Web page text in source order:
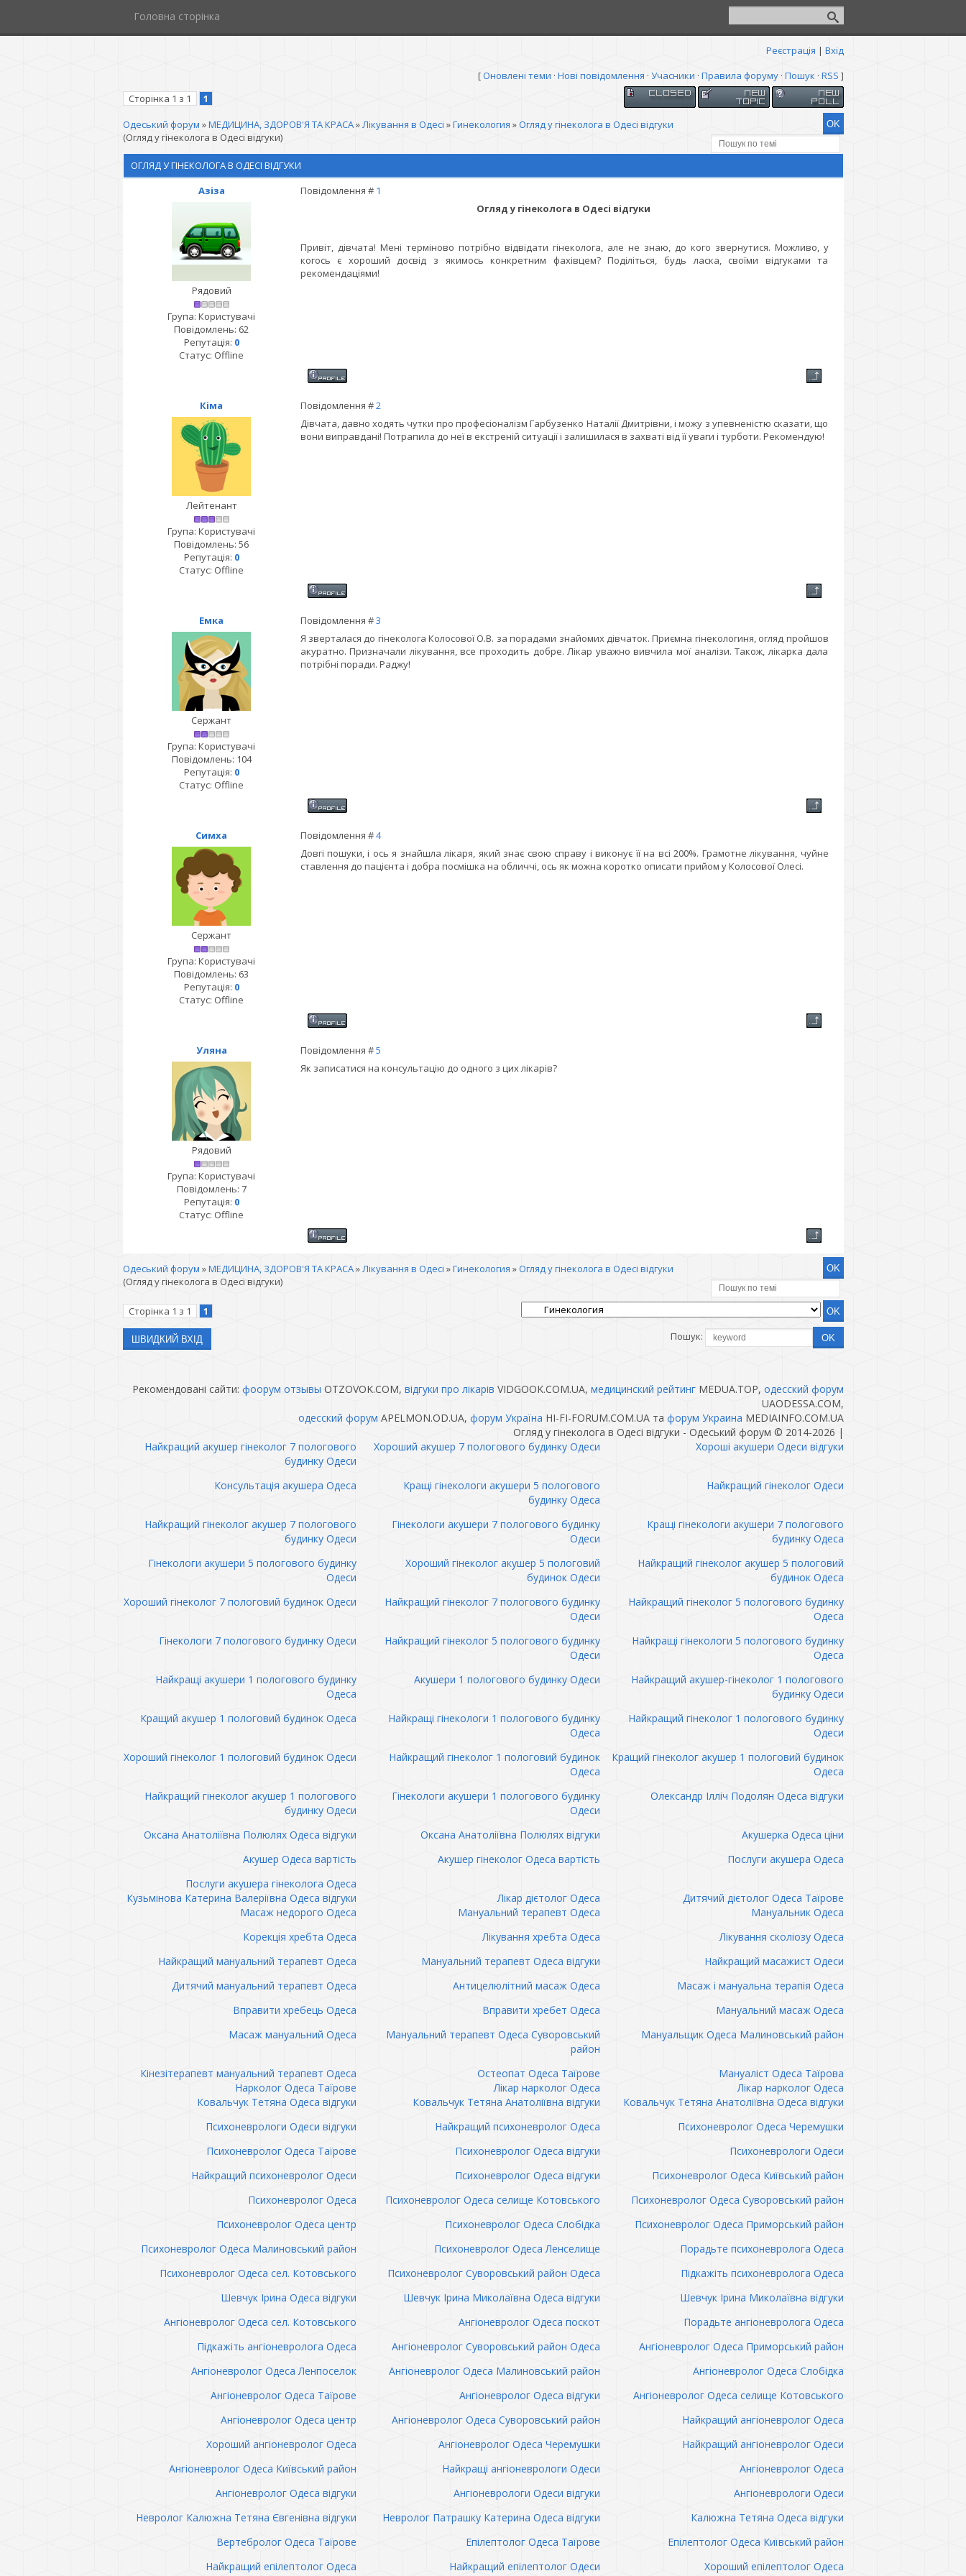
Головна сторінка
Реєстрація | Вхід
[Оновлені теми · Нові повідомлення · Учасники · Правила форуму· Пошук · RSS ]
Сторінка 1 з 1
1
Одеський форум »МЕДИЦИНА, ЗДОРОВ'Я ТА КРАСА»Лікування в Одесі »Гинекология »Огляд у гінеколога в Одесі відгуки
(Огляд у гінеколога в Одесі відгуки)
ОГЛЯД У ГІНЕКОЛОГА В ОДЕСІ ВІДГУКИ
Азіза
Повідомлення # 1
Рядовий
Група: Користувачі
Повідомлень: 62
Репутація: 0
Статус: Offline
Огляд у гінеколога в Одесі відгуки
Привіт, дівчата! Мені терміново потрібно відвідати гінеколога, але не знаю, до кого звернутися. Можливо, у
когось є хороший досвід з якимось конкретним фахівцем? Поділіться, будь ласка, своїми відгуками та
рекомендаціями!
Кіма Повідомлення #2
Лейтенант
Група: Користувачі
Повідомлень: 56
Репутація: 0
Статус: Offline
Дівчата, давно ходять чутки про професіоналізм Гарбузенко Наталії Дмитрівни, і можу з упевненістю сказати, що
вони виправдані! Потрапила до неї в екстреній ситуації і залишилася в захваті від її уваги і турботи. Рекомендую!
Емка Повідомлення #3
Сержант
Група: Користувачі
Повідомлень: 104
Репутація: 0
Статус: Offline
Я зверталася до гінеколога Колосової О.В. за порадами знайомих дівчаток. Приємна гінекологиня, огляд пройшов
акуратно. Призначали лікування, все проходить добре. Лікар уважно вивчила мої аналізи. Також, лікарка дала
потрібні поради. Раджу!
Симха Повідомлення #4
Сержант
Група: Користувачі
Повідомлень: 63
Репутація: 0
Статус: Offline
Довгі пошуки, і ось я знайшла лікаря, який знає свою справу і виконує її на всі 200%. Грамотне лікування, чуйне
ставлення до пацієнта і добра посмішка на обличчі, ось як можна коротко описати прийом у Колосової Олесі.
Уляна Повідомлення #5
Рядовий
Група: Користувачі
Повідомлень: 7
Репутація: 0
Статус: Offline
Як записатися на консультацію до одного з цих лікарів?
Одеський форум »МЕДИЦИНА, ЗДОРОВ'Я ТА КРАСА»Лікування в Одесі »Гинекология »Огляд у гінеколога в Одесі відгуки
(Огляд у гінеколога в Одесі відгуки)
Сторінка 1 з 1
1
Пошук:
Рекомендовані сайти: фоорум отзывы OTZOVOK.COM, відгуки про лікарів VIDGOOK.COM.UA, медицинский рейтингMEDUA.TOP, одесский форум
UAODESSA.COM,
одесский форум APELMON.OD.UA, форум Україна HI-FI-FORUM.COM.UA та форум Украина MEDIAINFO.COM.UA
Огляд у гінеколога в Одесі відгуки - Одеський форум © 2014-2026 |
Найкращий акушер гінеколог 7 пологового
будинку Одеси
Хороший акушер 7 пологового будинку Одеси Хороші акушери Одеси відгуки
Консультація акушера Одеса
Кращі гінекологи акушери 5 пологового
будинку Одеса
Найкращий гінеколог Одеси
Найкращий гінеколог акушер 7 пологового
будинку Одеси
Гінекологи акушери 7 пологового будинку
Одеси
Кращі гінекологи акушери 7 пологового
будинку Одеса
Гінекологи акушери 5 пологового будинку
Одеси
Хороший гінеколог акушер 5 пологовий
будинок Одеси
Найкращий гінеколог акушер 5 пологовий
будинок Одеса
Хороший гінеколог 7 пологовий будинок Одеси
Найкращий гінеколог 7 пологового будинку
Одеси
Найкращий гінеколог 5 пологового будинку
Одеса
Гінекологи 7 пологового будинку Одеси
Найкращий гінеколог 5 пологового будинку
Одеси
Найкращі гінекологи 5 пологового будинку
Одеса
Найкращі акушери 1 пологового будинку
Одеса
Акушери 1 пологового будинку Одеси
Найкращий акушер-гінеколог 1 пологового
будинку Одеси
Кращий акушер 1 пологовий будинок Одеса
Найкращі гінекологи 1 пологового будинку
Одеса
Найкращий гінеколог 1 пологового будинку
Одеси
Хороший гінеколог 1 пологовий будинок Одеси
Найкращий гінеколог 1 пологовий будинок
Одеса
Кращий гінеколог акушер 1 пологовий будинок
Одеса
Найкращий гінеколог акушер 1 пологового
будинку Одеси
Гінекологи акушери 1 пологового будинку
Одеси
Олександр Ілліч Подолян Одеса відгуки
Оксана Анатоліївна Полюлях Одеса відгуки Оксана Анатоліївна Полюлях відгуки
Акушерка Одеса ціни
Акушер Одеса вартість
Акушер гінеколог Одеса вартість
Послуги акушера Одеса
Послуги акушера гінеколога Одеса
Кузьмінова Катерина Валеріївна Одеса відгуки
Лікар дієтолог Одеса
Дитячий дієтолог Одеса Таїрове
Масаж недорого Одеса
Мануальний терапевт Одеса
Мануальник Одеса
Корекція хребта Одеса
Лікування хребта Одеса
Лікування сколіозу Одеса
Найкращий мануальний терапевт Одеса
Мануальний терапевт Одеса відгуки
Найкращий масажист Одеси
Дитячий мануальний терапевт Одеса
Антицелюлітний масаж Одеса
Масаж і мануальна терапія Одеса
Вправити хребець Одеса
Вправити хребет Одеса
Мануальний масаж Одеса
Масаж мануальний Одеса
Мануальний терапевт Одеса Суворовський
район
Мануальщик Одеса Малиновський район
Кінезітерапевт мануальний терапевт Одеса Остеопат Одеса Таїрове
Мануаліст Одеса Таїрова
Нарколог Одеса Таїрове
Лікар нарколог Одеса
Лікар нарколог Одеса
Ковальчук Тетяна Одеса відгуки
Ковальчук Тетяна Анатоліївна відгуки
Ковальчук Тетяна Анатоліївна Одеса відгуки
Психоневрологи Одеси відгуки
Найкращий психоневролог Одеса
Психоневролог Одеса Черемушки
Психоневролог Одеса Таїрове
Психоневролог Одеса відгуки
Психоневрологи Одеси
Найкращий психоневролог Одеси
Психоневролог Одеса відгуки
Психоневролог Одеса Київський район
Психоневролог Одеса
Психоневролог Одеса селище Котовського
Психоневролог Одеса Суворовський район
Психоневролог Одеса центр
Психоневролог Одеса Слобідка
Психоневролог Одеса Приморський район
Психоневролог Одеса Малиновський район
Психоневролог Одеса Ленселище
Порадьте психоневролога Одеса
Психоневролог Одеса сел. Котовського
Психоневролог Суворовський район Одеса
Підкажіть психоневролога Одеса
Шевчук Ірина Одеса відгуки
Шевчук Ірина Миколаївна Одеса відгуки
Шевчук Ірина Миколаївна відгуки
Ангіоневролог Одеса сел. Котовського
Ангіоневролог Одеса поскот
Порадьте ангіоневролога Одеса
Підкажіть ангіоневролога Одеса
Ангіоневролог Суворовський район Одеса
Ангіоневролог Одеса Приморський район
Ангіоневролог Одеса Ленпоселок
Ангіоневролог Одеса Малиновський район
Ангіоневролог Одеса Слобідка
Ангіоневролог Одеса Таїрове
Ангіоневролог Одеса відгуки
Ангіоневролог Одеса селище Котовського
Ангіоневролог Одеса центр
Ангіоневролог Одеса Суворовський район
Найкращий ангіоневролог Одеса
Хороший ангіоневролог Одеса
Ангіоневролог Одеса Черемушки
Найкращий ангіоневролог Одеси
Ангіоневролог Одеса Київський район
Найкращі ангіоневрологи Одеси
Ангіоневролог Одеса
Ангіоневролог Одеса відгуки
Ангіоневрологи Одеси відгуки
Ангіоневрологи Одеси
Невролог Калюжна Тетяна Євгенівна відгуки
Невролог Патрашку Катерина Одеса відгуки
Калюжна Тетяна Одеса відгуки
Вертебролог Одеса Таїрове
Епілептолог Одеса Таїрове
Епілептолог Одеса Київський район
Найкращий епілептолог Одеса
Найкращий епілептолог Одеси Хороший епілептолог Одеса